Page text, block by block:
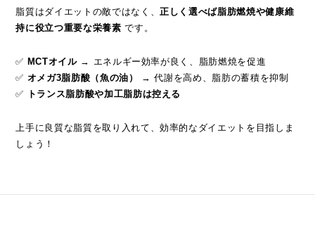
脂質はダイエットの敵ではなく、正しく選べば脂肪燃焼や健康維
持に役立つ重要な栄養素 です。
✅ MCTオイル→ エネルギー効率が良く、脂肪燃焼を促進
✅ オメガ3脂肪酸（魚の油）
→ 代謝を高め、脂肪の蓄積を抑制
✅
トランス脂肪酸や加工脂肪は控える
上手に良質な脂質を取り入れて、効率的なダイエットを目指しま
しょう！